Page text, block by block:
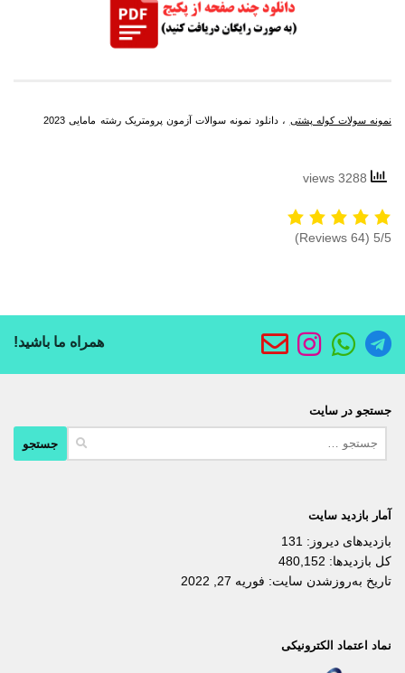
نمونه سولات کوله پشتی ، دانلود نمونه سوالات آزمون پرومتریک رشته مامایی 2023
5/5
(64 Reviews)
همراه ما باشید!
جستجو در سایت
برای:
آمار بازدید سایت
بازدیدهای دیروز: 131
کل بازدیدها: 480,152
تاریخ به‌روزشدن سایت: فوریه 27, 2022
نماد اعتماد الکترونیکی